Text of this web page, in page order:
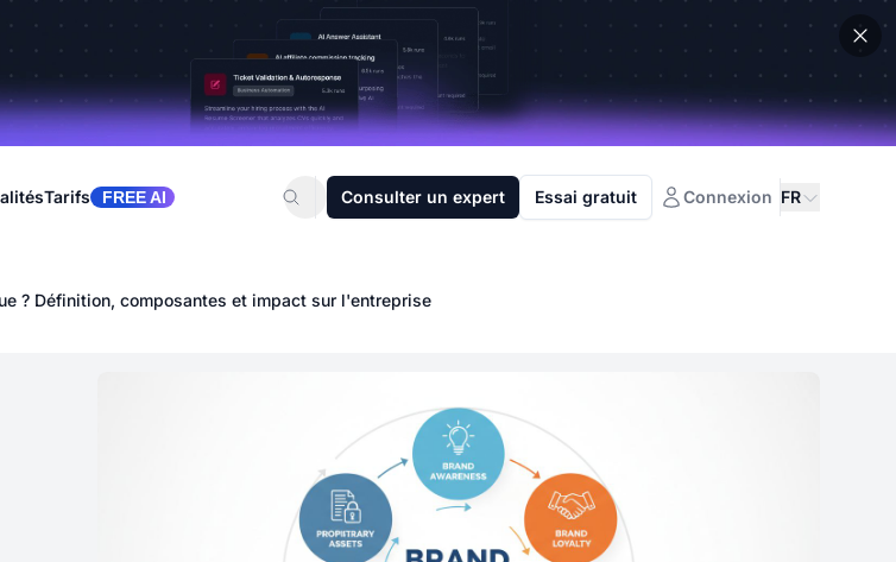
Tarifs FREE AI Consulter un expert Essai gratuit Connexion FR
? Définition, composantes et impact sur l'entreprise